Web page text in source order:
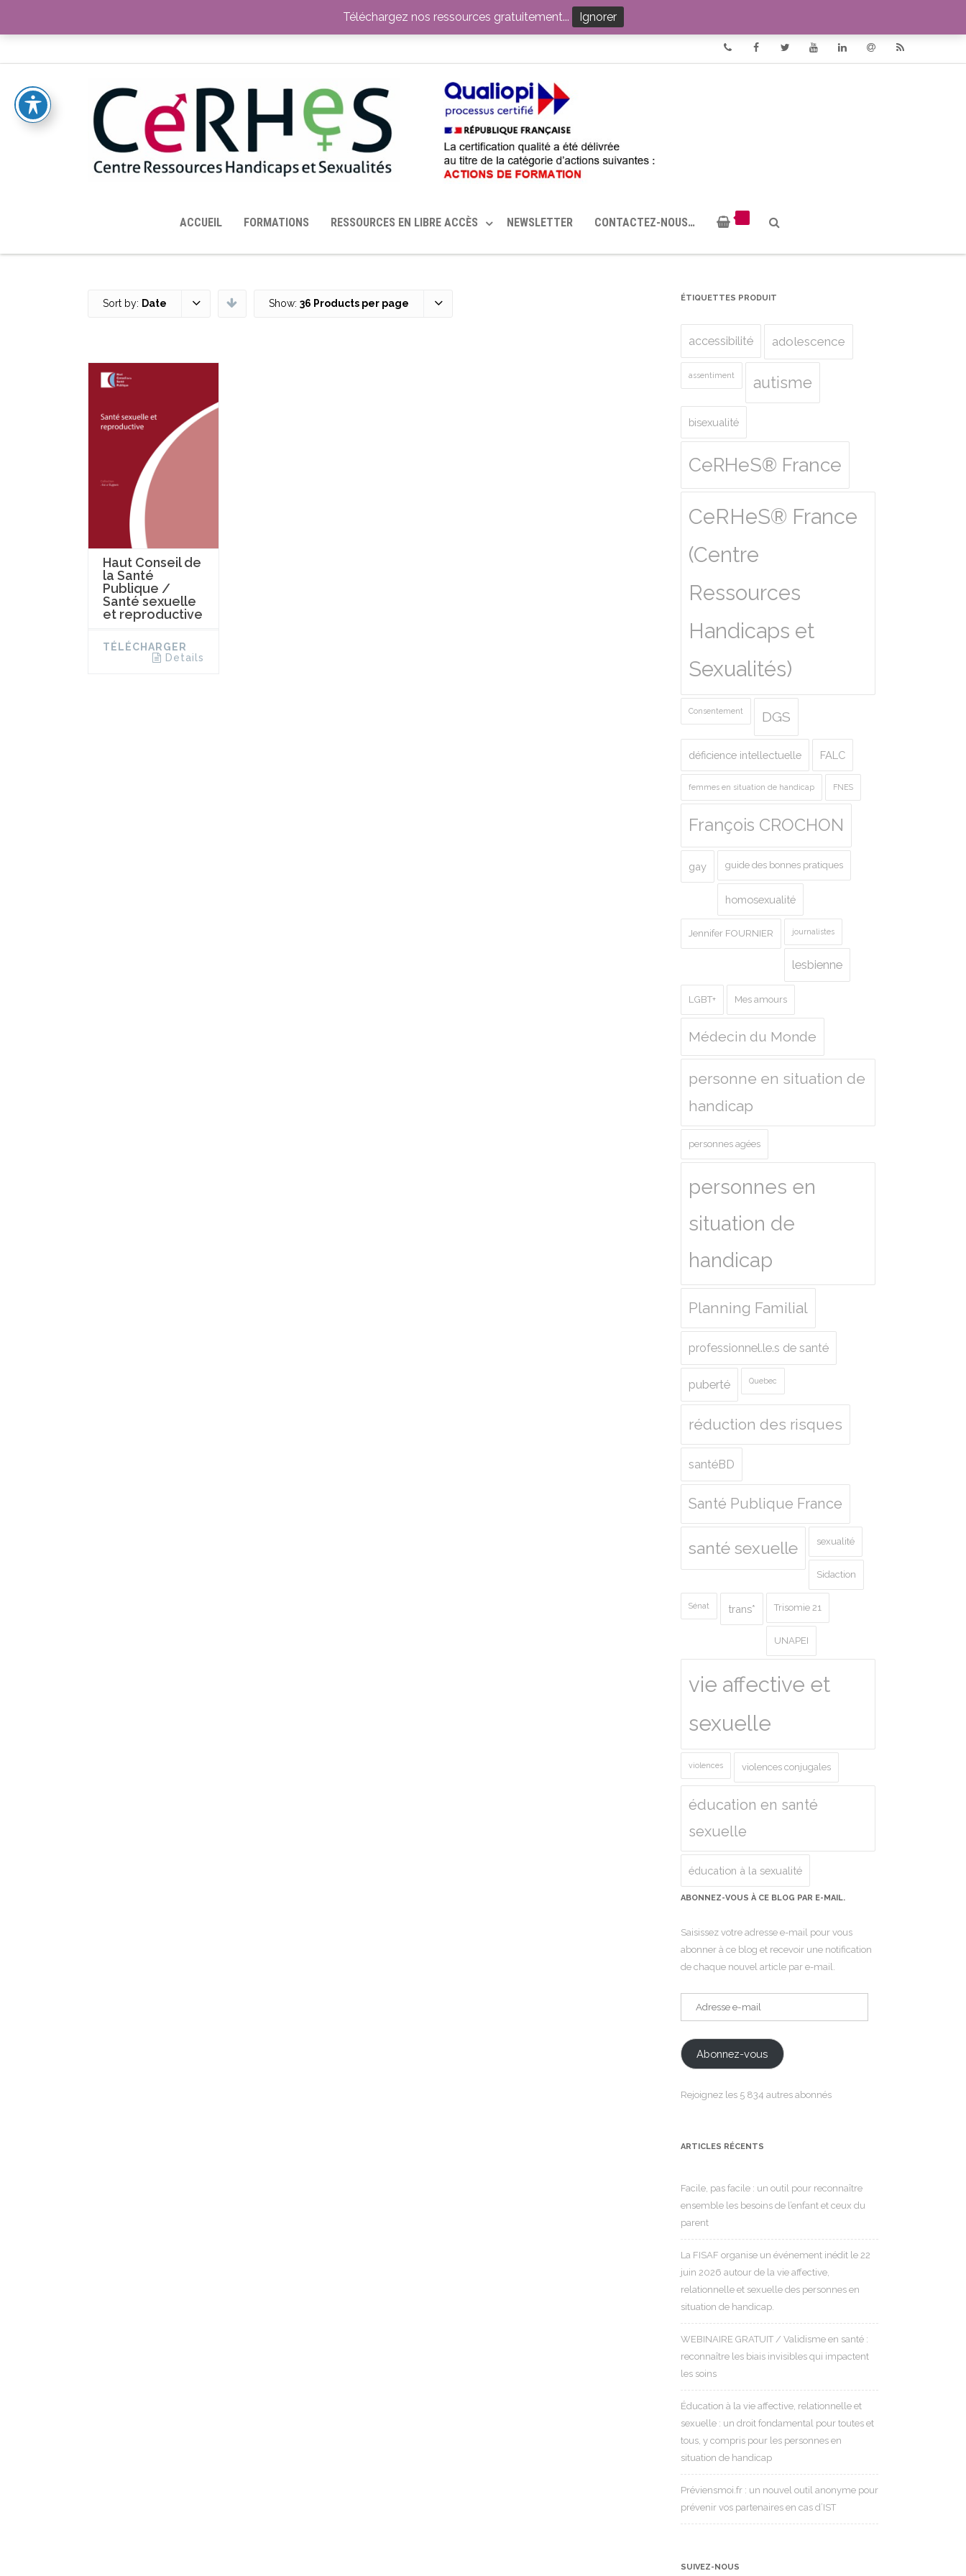
TOUTES LES RESSOURCES MISES À DISPOSITION PAR LE CERHES® FRANCE OUTILS EN SANTÉ SEXUELLE
ACCUEIL FORMATIONS RESSOURCES EN LIBRE ACCÈS NEWSLETTER CONTACTEZ-NOUS…
Sort by: Date Show: 36 Products per page
Haut Conseil de
la Santé
Publique /
Santé sexuelle
et reproductive
TÉLÉCHARGER
Details
ÉTIQUETTES PRODUIT
accessibilité adolescence
assentiment autisme
bisexualité
CeRHeS® France
CeRHeS® France
(Centre
Ressources
Handicaps et
Sexualités)
Consentement DGS
déficience intellectuelle FALC
femmes en situation de handicap FNES
François CROCHON
gay guide des bonnes pratiques
homosexualité
Jennifer FOURNIER journalistes
lesbienne
LGBT+ Mes amours
Médecin du Monde
personne en situation de
handicap
personnes agées
personnes en
situation de
handicap
Planning Familial
professionnel.le.s de santé
puberté Quebec
réduction des risques
santéBD
Santé Publique France
santé sexuelle sexualité
Sidaction
Sénat trans* Trisomie 21
UNAPEI
vie affective et
sexuelle
violences violences conjugales
éducation en santé
sexuelle
éducation à la sexualité
ABONNEZ-VOUS À CE BLOG PAR E-MAIL.
Saisissez votre adresse e-mail pour vous
abonner à ce blog et recevoir une notification
de chaque nouvel article par e-mail.
Adresse
e-
Abonnez-vous
Rejoignez les 5 834 autres abonnés
ARTICLES RÉCENTS
Facile, pas facile : un outil pour reconnaître
ensemble les besoins de l’enfant et ceux du
parent
La FISAF organise un événement inédit le 22
juin 2026 autour de la vie affective,
relationnelle et sexuelle des personnes en
situation de handicap.
WEBINAIRE GRATUIT / Validisme en santé :
reconnaître les biais invisibles qui impactent
les soins
Éducation à la vie affective, relationnelle et
sexuelle : un droit fondamental pour toutes et
tous, y compris pour les personnes en
situation de handicap
Préviensmoi.fr : un nouvel outil anonyme pour
prévenir vos partenaires en cas d’IST
SUIVEZ-NOUS
Téléchargez nos ressources gratuitement... Ignorer